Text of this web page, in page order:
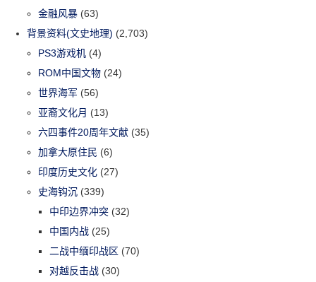
金融风暴 (63)
背景资料(文史地理) (2,703)
PS3游戏机 (4)
ROM中国文物 (24)
世界海军 (56)
亚裔文化月 (13)
六四事件20周年文献 (35)
加拿大原住民 (6)
印度历史文化 (27)
史海钩沉 (339)
中印边界冲突 (32)
中国内战 (25)
二战中缅印战区 (70)
对越反击战 (30)